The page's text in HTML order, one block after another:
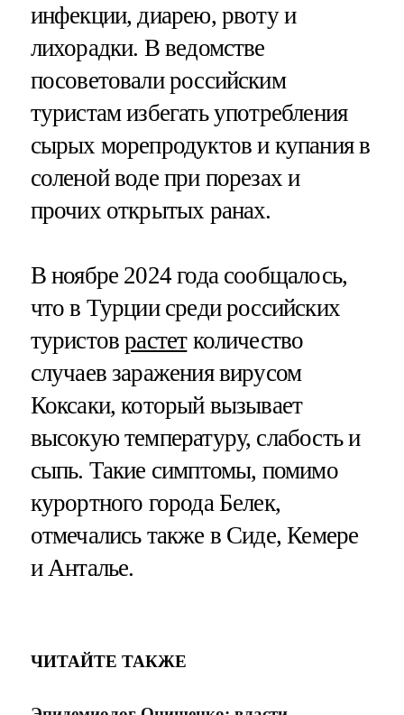
инфекции, диарею, рвоту и
лихорадки. В ведомстве
посоветовали российским
туристам избегать употребления
сырых морепродуктов и купания в
соленой воде при порезах и
прочих открытых ранах.
В ноябре 2024 года сообщалось,
что в Турции среди российских
туристоврастетколичество
случаев заражения вирусом
Коксаки, который вызывает
высокую температуру, слабость и
сыпь. Такие симптомы, помимо
курортного города Белек,
отмечались также в Сиде, Кемере
и Анталье.
ЧИТАЙТЕ ТАКЖЕ